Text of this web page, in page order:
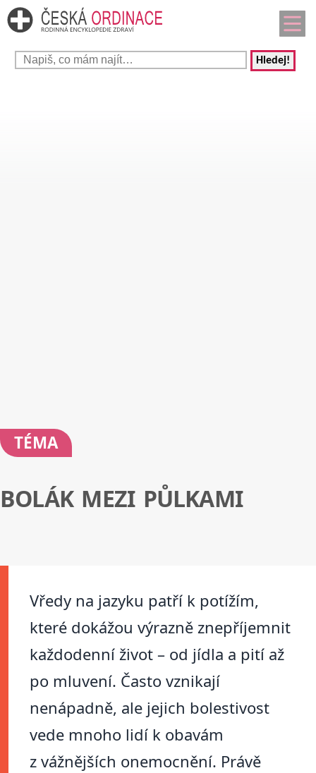
Hledej!
TÉMA
BOLÁK MEZI PŮLKAMI
Vředy na jazyku patří k potížím,
které dokážou výrazně znepříjemnit
každodenní život – od jídla a pití až
po mluvení. Často vznikají
nenápadně, ale jejich bolestivost
vede mnoho lidí k obavám
z vážnějších onemocnění. Právě